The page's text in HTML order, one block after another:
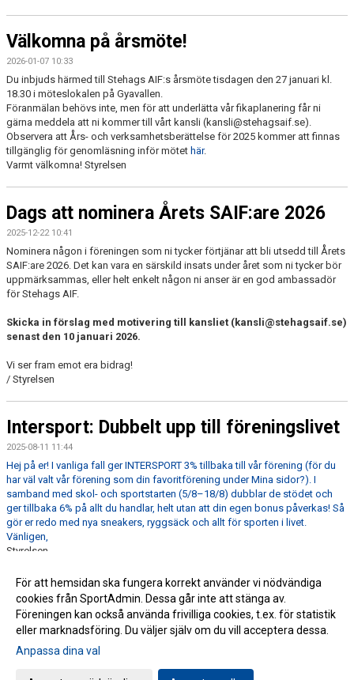
Välkomna på årsmöte!
2026-01-07 10:33
Du inbjuds härmed till Stehags AIF:s årsmöte tisdagen den 27 januari kl.
18.30 i möteslokalen på Gyavallen.
Föranmälan behövs inte, men för att underlätta vår fikaplanering får ni
gärna meddela att ni kommer till vårt kansli (kansli@stehagsaif.se).
Observera att Års- och verksamhetsberättelse för 2025 kommer att finnas
tillgänglig för genomläsning inför mötet här.
Varmt välkomna! Styrelsen
Dags att nominera Årets SAIF:are 2026
2025-12-22 10:41
Nominera någon i föreningen som ni tycker förtjänar att bli utsedd till Årets
SAIF:are 2026. Det kan vara en särskild insats under året som ni tycker bör
uppmärksammas, eller helt enkelt någon ni anser är en god ambassadör
för Stehags AIF.
Skicka in förslag med motivering till kansliet (kansli@stehagsaif.se)
senast den 10 januari 2026.
Vi ser fram emot era bidrag!
/ Styrelsen
Intersport: Dubbelt upp till föreningslivet
2025-08-11 11:44
Hej på er! I vanliga fall ger INTERSPORT 3% tillbaka till vår förening (för du
har väl valt vår förening som din favoritförening under Mina sidor?). I
samband med skol- och sportstarten (5/8–18/8) dubblar de stödet och
ger tillbaka 6% på allt du handlar, helt utan att din egen bonus påverkas! Så
gör er redo med nya sneakers, ryggsäck och allt för sporten i livet.
Vänligen,
Styrelsen
Fler nyheter >>
Gå till Webbversion
För att hemsidan ska fungera korrekt använder vi nödvändiga
cookies från SportAdmin. Dessa går inte att stänga av.
Föreningen kan också använda frivilliga cookies, t.ex. för statistik
eller marknadsföring. Du väljer själv om du vill acceptera dessa.
Anpassa dina val